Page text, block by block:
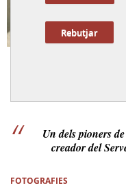
Rebutjar
Un dels pioners
creador del
FOTOGRAFIES